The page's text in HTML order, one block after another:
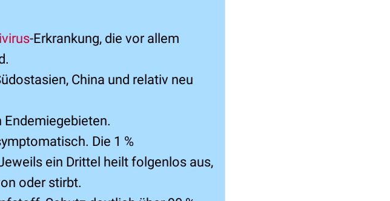
-Erkrankung, die vor allem
China und relativ neu
Endemiegebieten.
Die 1 %
ein Drittel heilt folgenlos aus,
oder stirbt.